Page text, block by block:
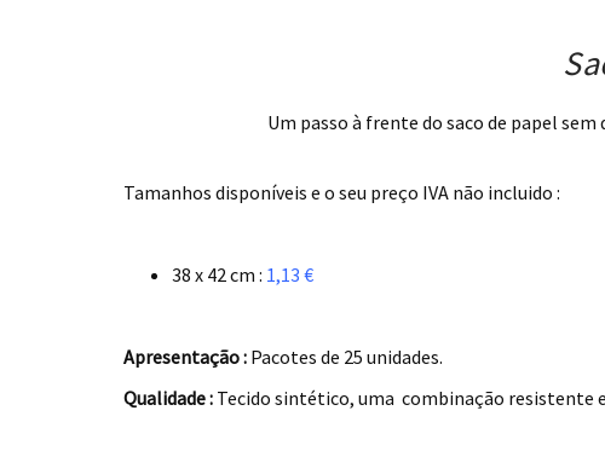
Um passo à frente do saco de papel
Tamanhos disponíveis e o seu preço IVA não incluido :
38 x 42 cm : 1,13 €
Apresentação : Pacotes de 25 unidades.
Qualidade : Tecido sintético, uma combinação resistente